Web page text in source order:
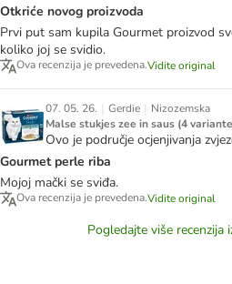
Otkriće novog proizvoda
Prvi put sam kupila Gourmet proizvod
koliko joj se svidio.
Ova recenzija je prevedena.Vidite original
07. 05. 26. | Gerdie | Nizozemska
Malse stukjes zee in saus (4
Ovo je područje ocjenjivanja
Gourmet perle riba
Mojoj mački se sviđa.
Ova recenzija je prevedena.Vidite original
Pogledajte više recenzija